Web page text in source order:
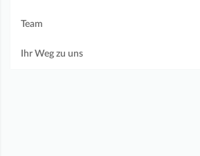
Team
Ihr Weg zu uns